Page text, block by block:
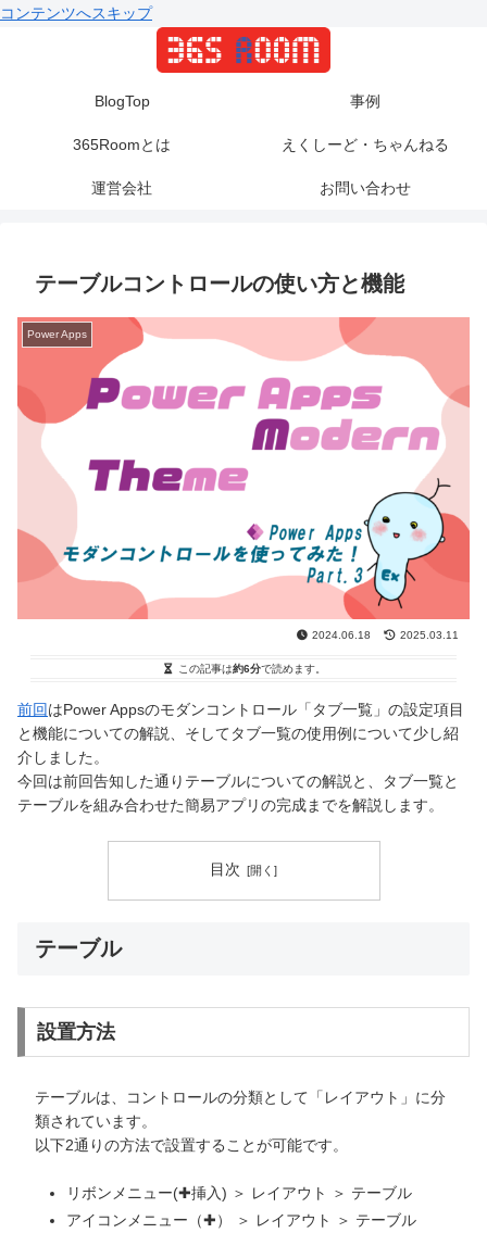
コンテンツへスキップ
BlogTop 事例
365Roomとは えくしーど・ちゃんねる
運営会社 お問い合わせ
テーブルコントロールの使い方と機能
Power Apps
2024.06.18 2025.03.11
この記事は約6分で読めます。
前回はPower Appsのモダンコントロール「タブ一覧」の設定項目
と機能についての解説、そしてタブ一覧の使用例について少し紹
介しました。
今回は前回告知した通りテーブルについての解説と、タブ一覧と
テーブルを組み合わせた簡易アプリの完成までを解説します。
目次
テーブル
設置方法
テーブルは、コントロールの分類として「レイアウト」に分
類されています。
以下2通りの方法で設置することが可能です。
リボンメニュー(✚挿入) ＞ レイアウト ＞ テーブル
アイコンメニュー（✚） ＞ レイアウト ＞ テーブル